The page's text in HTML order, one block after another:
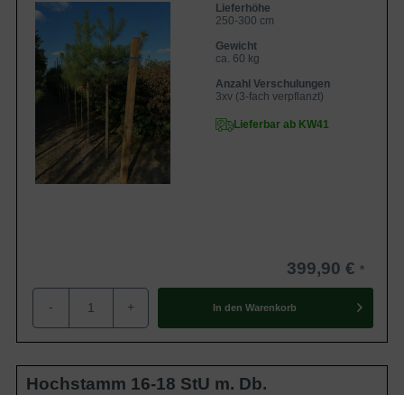
Lieferhöhe
250-300 cm
Gewicht
ca. 60 kg
Anzahl Verschulungen
3xv (3-fach verpflanzt)
Lieferbar ab KW41
399,90 €
- + In den Warenkorb
Hochstamm 16-18 StU m. Db.